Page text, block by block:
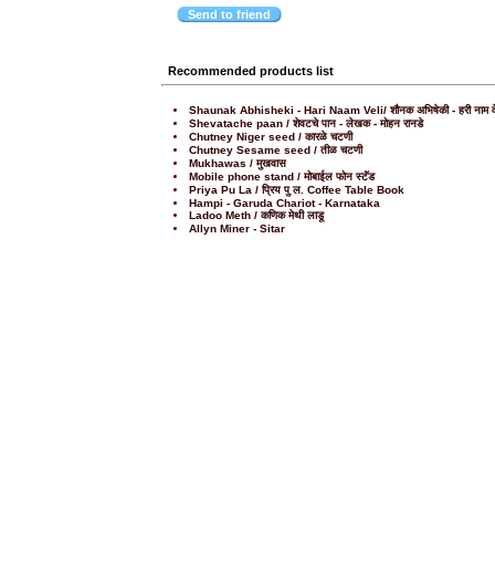
Send to friend
Recommended products list
Shaunak Abhisheki - Hari Naam Veli/ शौनक अभिषेकी - हरी नाम
Shevatache paan / शेवटचे पान - लेखक - मोहन रानडे
Chutney Niger seed / कारळे चटणी
Chutney Sesame seed / तीळ चटणी
Mukhawas / मुखवास
Mobile phone stand / मोबाईल फोन स्टॅंड
Priya Pu La / प्रिय पु ल. Coffee Table Book
Hampi - Garuda Chariot - Karnataka
Ladoo Meth / कणिक मेथी लाडू
Allyn Miner - Sitar